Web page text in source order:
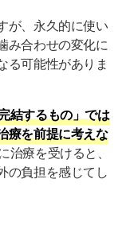
が、永久的に使い
み合わせの変化に
る可能性がありま
結するもの」では
療を前提に考えな
治療を受けると、
の負担を感じてし